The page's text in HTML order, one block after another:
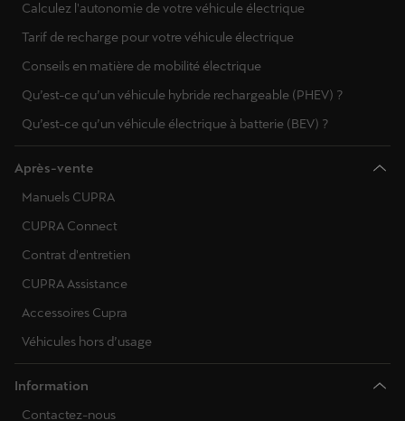
Calculez l'autonomie de votre véhicule électrique
Tarif de recharge pour votre véhicule électrique
Conseils en matière de mobilité électrique
Qu’est-ce qu’un véhicule hybride rechargeable (PHEV) ?
Qu’est-ce qu’un véhicule électrique à batterie (BEV) ?
Après-vente
Manuels CUPRA
CUPRA Connect
Contrat d'entretien
CUPRA Assistance
Accessoires Cupra
Véhicules hors d’usage
Information
Contactez-nous